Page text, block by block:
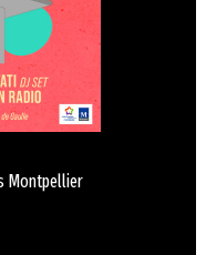
Montpellier